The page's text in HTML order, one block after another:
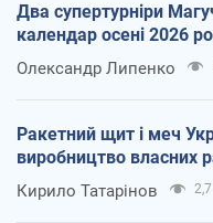
Два супертурніри
календар осені 2026
Олександр Липенко
Ракетний щит і меч
виробництво власних
Кирило Татарінов